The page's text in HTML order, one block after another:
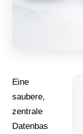
Eine
saubere,
zentrale
Datenbasis